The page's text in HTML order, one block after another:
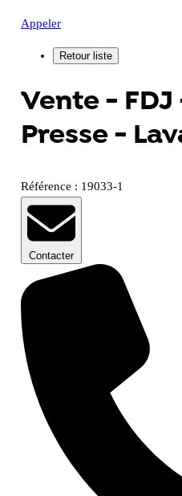
Appeler
Vente - FDJ
Presse -
Référence : 19033-1
Contacter